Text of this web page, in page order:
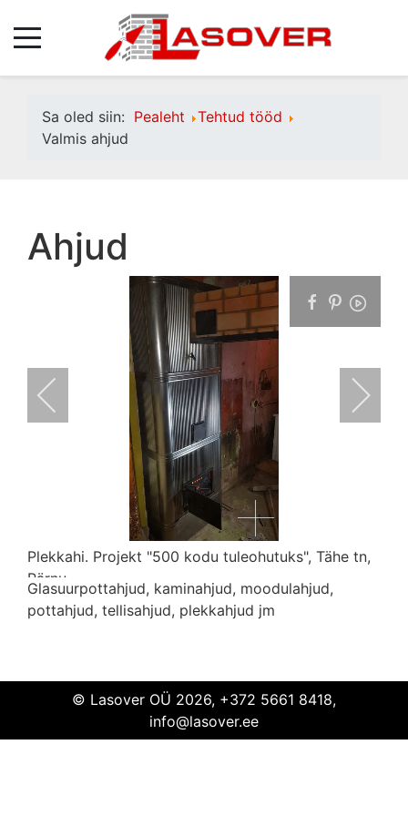
Sa oled siin: Pealeht
Tehtud tööd
Valmis ahjud
Ahjud
Plekkahi. Projekt "500 kodu tuleohutuks", Tähe tn,
Pärnu
Plekkahi projekt kodu tuleohutuks
Glasuurpottahjud, kaminahjud, moodulahjud,
pottahjud, tellisahjud, plekkahjud jm
© Lasover OÜ 2026, +372 5661 8418,
info@lasover.ee